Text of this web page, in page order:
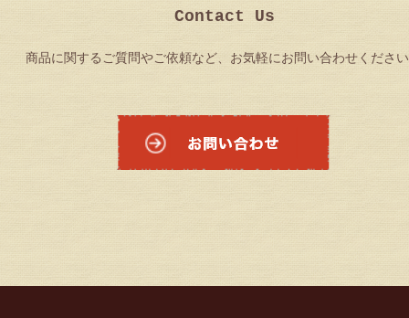
商品に関するご質問やご依頼など、お気軽にお問い合わせくださ